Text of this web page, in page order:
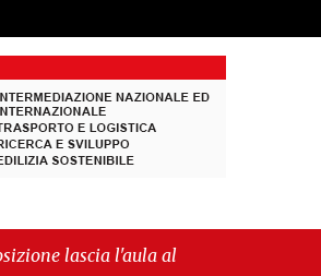
del voto" - "Vietri sul